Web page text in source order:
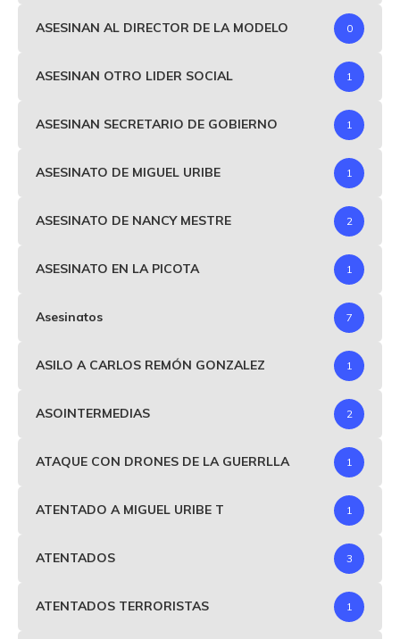
ASESINAN AL DIRECTOR DE LA MODELO 0
ASESINAN OTRO LIDER SOCIAL 1
ASESINAN SECRETARIO DE GOBIERNO 1
ASESINATO DE MIGUEL URIBE 1
ASESINATO DE NANCY MESTRE 2
ASESINATO EN LA PICOTA 1
Asesinatos 7
ASILO A CARLOS REMÓN GONZALEZ 1
ASOINTERMEDIAS 2
ATAQUE CON DRONES DE LA GUERRLLA 1
ATENTADO A MIGUEL URIBE T 1
ATENTADOS 3
ATENTADOS TERRORISTAS 1